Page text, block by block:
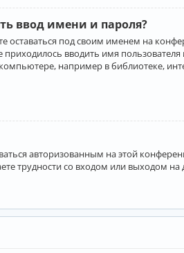
ввод имени и пароля?
оставаться под своим именем на
вводить имя
например в библиотеке,
авторизованным на этой
трудности со входом или выходом